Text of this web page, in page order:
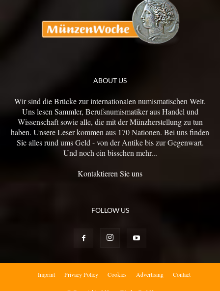
ABOUT US
Wir sind die Brücke zur internationalen numismatischen Welt.
Uns lesen Sammler, Berufsnumismatiker aus Handel und
Wissenschaft sowie alle, die mit der Münzherstellung zu tun
haben. Unsere Leser kommen aus 170 Nationen. Bei uns finden
Sie alles rund ums Geld - von der Antike bis zur Gegenwart.
Und noch ein bisschen mehr...
Kontaktieren Sie uns
FOLLOW US
Imprint Privacy Policy Cookies Advertising Contact